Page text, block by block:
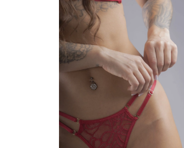
múltiples
variantes.
opciones
se
pueden
elegir
en
la
página